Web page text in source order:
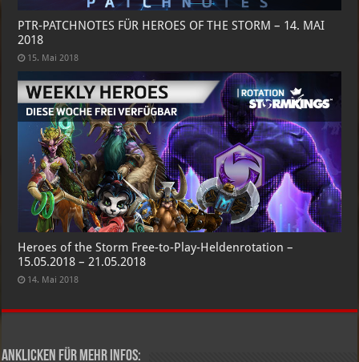
PTR-PATCHNOTES FÜR HEROES OF THE STORM – 14. MAI
2018
15. Mai 2018
Heroes of the Storm Free-to-Play-Heldenrotation –
15.05.2018 – 21.05.2018
14. Mai 2018
Anklicken für mehr Infos: